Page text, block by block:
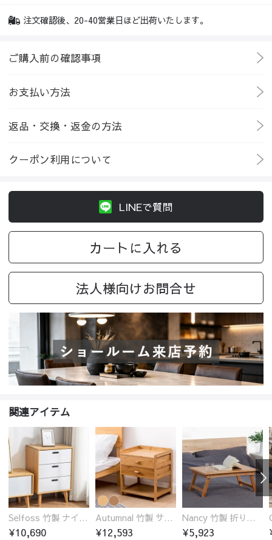
注文確認後、20-40営業日ほど出荷いたします。
ご購入前の確認事項
お支払い方法
返品・交換・返金の方法
クーポン利用について
LINEで質問
カートに入れる
法人様向けお問合せ
関連アイテム
Selfoss 竹製 ナイトテーブル
¥10,690
Autumnal 竹製 サイドテーブル ナイトテーブル 引き出し付き
¥12,593
Nancy 竹製 折りたたみ式ローテーブル センターテーブル
¥5,923